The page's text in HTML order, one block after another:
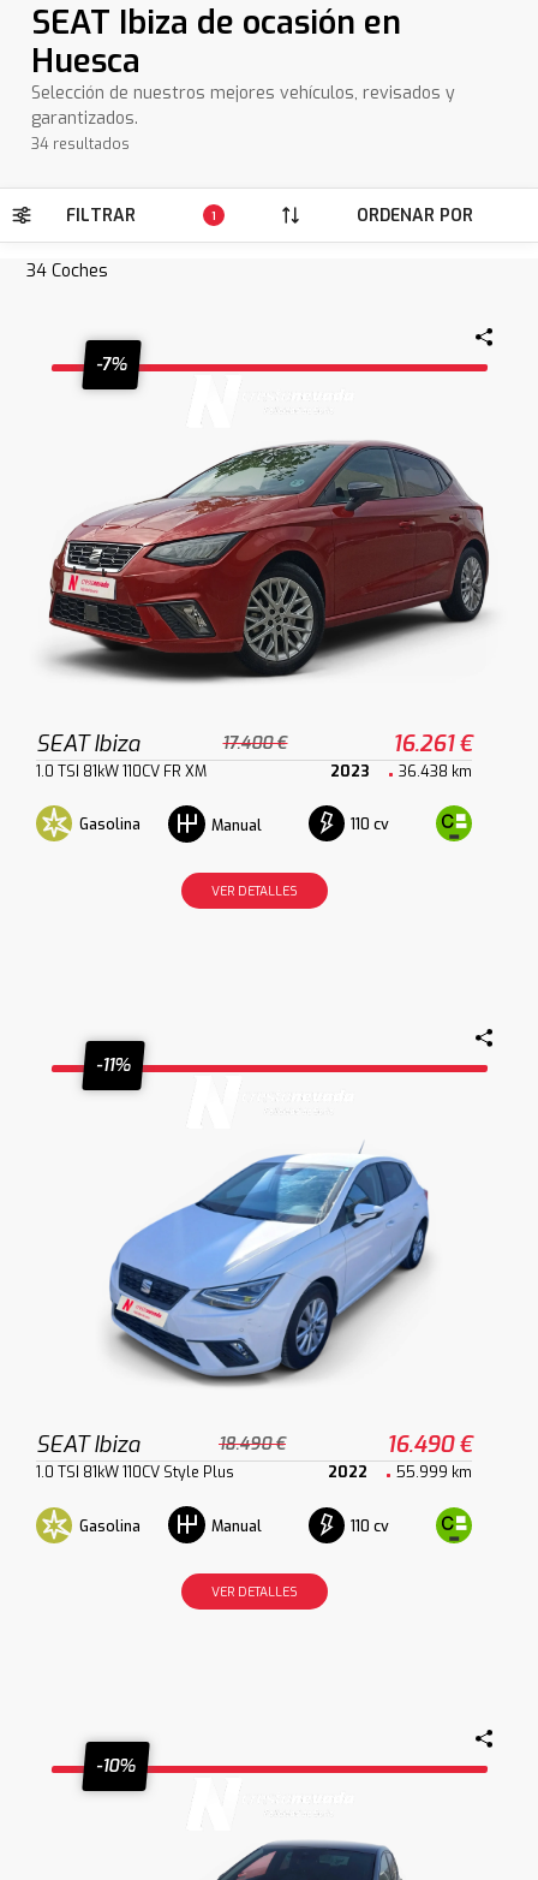
SEAT Ibiza de ocasión en
Huesca
Selección de nuestros mejores vehículos, revisados y
garantizados.
34 resultados
FILTRAR 1 ORDENAR POR
34 Coches
-7%
SEAT Ibiza 17.400 € 16.261 €
1.0 TSI 81kW 110CV FR XM 2023 36.438 km
Gasolina Manual 110 cv
VER DETALLES
-11%
SEAT Ibiza 18.490 € 16.490 €
1.0 TSI 81kW 110CV Style Plus 2022 55.999 km
Gasolina Manual 110 cv
VER DETALLES
-10%